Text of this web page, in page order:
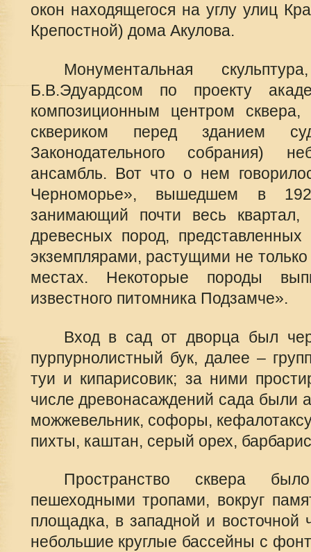
окон находящегося на углу улиц
Крепостной) дома Акулова.
Монументальная
Б.В.Эдуардсом по проекту
композиционным центром сквера,
сквериком перед зданием
Законодательного собрания)
ансамбль. Вот что о нем
Черноморье», вышедшем в
занимающий почти весь квартал,
древесных пород,
экземплярами, растущими не
местах. Некоторые породы
известного питомника Подзамче».
Вход в сад от дворца был
пурпурнолистный бук, далее –
туи и кипарисовик; за ними
числе древонасаждений сада были
можжевельник, софоры,
пихты, каштан, серый орех,
Пространство сквера
пешеходными тропами, вокруг
площадка, в западной и восточной
небольшие круглые бассейны с